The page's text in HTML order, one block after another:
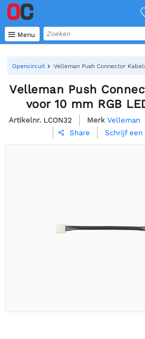
 Menu
Opencircuit Velleman Push Connector
Velleman Push
voor 10 mm RGB
Artikelnr. LCON32 Merk Velleman
 Share Schrijf een